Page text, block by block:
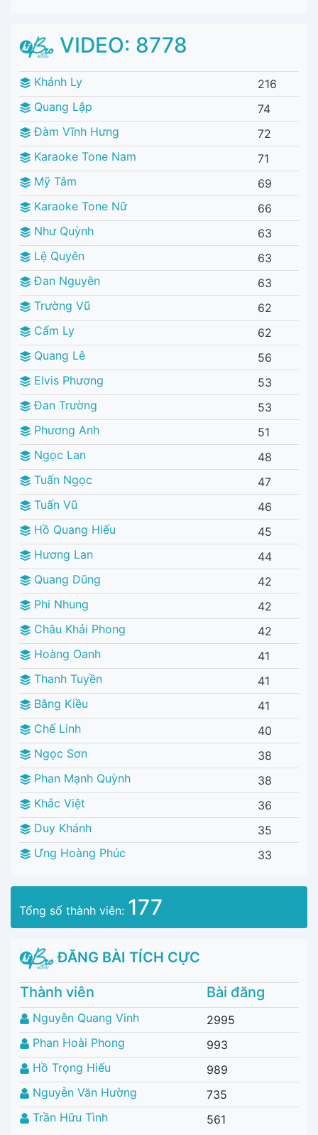
VIDEO: 8778
Khánh Ly
216
Quang Lập
74
Đàm Vĩnh Hưng
72
Karaoke Tone Nam
71
Mỹ Tâm
69
Karaoke Tone Nữ
66
Như Quỳnh
63
Lệ Quyên
63
Đan Nguyên
63
Trường Vũ
62
Cẩm Ly
62
Quang Lê
56
Elvis Phương
53
Đan Trường
53
Phương Anh
51
Ngọc Lan
48
Tuấn Ngọc
47
Tuấn Vũ
46
Hồ Quang Hiếu
45
Hương Lan
44
Quang Dũng
42
Phi Nhung
42
Châu Khải Phong
42
Hoàng Oanh
41
Thanh Tuyền
41
Bằng Kiều
41
Chế Linh
40
Ngọc Sơn
38
Phan Mạnh Quỳnh
38
Khắc Việt
36
Duy Khánh
35
Ưng Hoàng Phúc
33
Tổng số thành viên: 177
ĐĂNG BÀI TÍCH CỰC
Thành viên Bài đăng
Nguyễn Quang Vinh
2995
Phan Hoài Phong
993
Hồ Trọng Hiếu
989
Nguyễn Văn Hường
735
Trần Hữu Tình
561